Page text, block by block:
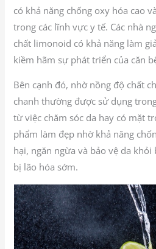
có khả năng chống oxy hóa cao
trong các lĩnh vực y tế. Các nhà
chất limonoid có khả năng làm
kiềm hãm sự phát triển của căn
Bên cạnh đó, nhờ nồng độ chất
chanh thường được sử dụng
từ việc chăm sóc da hay có mặt
phẩm làm đẹp nhờ khả năng
hại, ngăn ngừa và bảo vệ da
bị lão hóa sớm.